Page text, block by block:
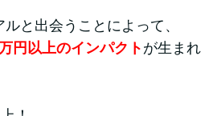
と出会うことによって、
円以上のインパクト が生まれ